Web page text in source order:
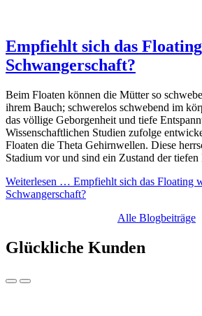
Empfiehlt sich das
Schwangerschaft?
Beim Floaten können die Mütter so
ihrem Bauch; schwerelos schwebend im
das völlige Geborgenheit und tiefe
Wissenschaftlichen Studien zufolge
Floaten die Theta Gehirnwellen. Diese
Stadium vor und sind ein Zustand der tiefen
Weiterlesen … Empfiehlt sich das Floating
Schwangerschaft?
Alle Blogbeiträge
Glückliche Kunden